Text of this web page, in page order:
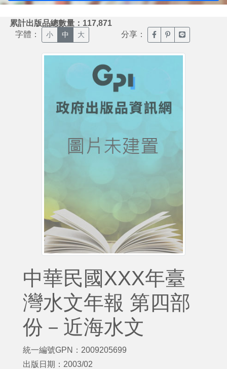
累計出版品總數量：117,871
字體： 小 中 大 分享： 臉書分享(另開新視窗)
噗浪分享(另開新
Line分享(另
中華民國XXX年臺
灣水文年報 第四部
份－近海水文
統一編號GPN：2009205699
出版日期：2003/02